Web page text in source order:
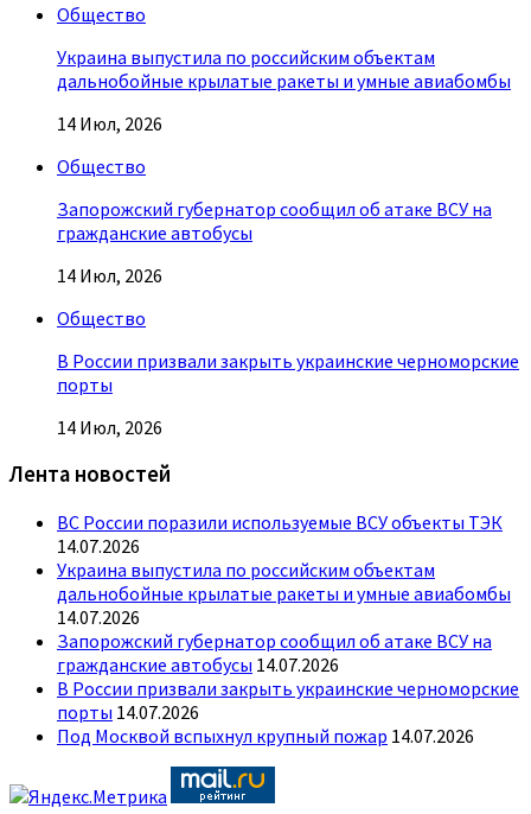
Общество
Украина выпустила по российским объектам
дальнобойные крылатые ракеты и умные авиабомбы
14 Июл, 2026
Общество
Запорожский губернатор сообщил об атаке ВСУ на
гражданские автобусы
14 Июл, 2026
Общество
В России призвали закрыть украинские черноморские
порты
14 Июл, 2026
Лента новостей
ВС России поразили используемые ВСУ объекты ТЭК
14.07.2026
Украина выпустила по российским объектам
дальнобойные крылатые ракеты и умные авиабомбы
14.07.2026
Запорожский губернатор сообщил об атаке ВСУ на
гражданские автобусы 14.07.2026
В России призвали закрыть украинские черноморские
порты 14.07.2026
Под Москвой вспыхнул крупный пожар 14.07.2026